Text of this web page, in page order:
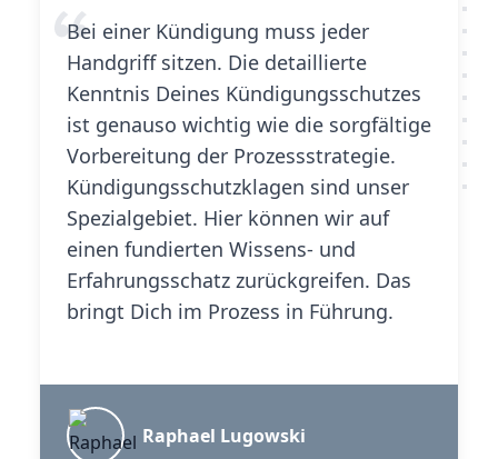
Bei einer Kündigung muss jeder
Handgriff sitzen. Die detaillierte
Kenntnis Deines Kündigungsschutzes
ist genauso wichtig wie die sorgfältige
Vorbereitung der Prozessstrategie.
Kündigungsschutzklagen sind unser
Spezialgebiet. Hier können wir auf
einen fundierten Wissens- und
Erfahrungsschatz zurückgreifen. Das
bringt Dich im Prozess in Führung.
Raphael Lugowski